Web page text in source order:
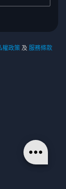
權政策 及 服務條款